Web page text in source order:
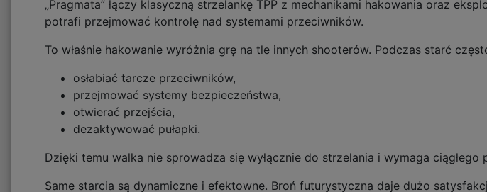
„Pragmata” łączy klasyczną strzelankę TPP z mechanikami hakowania oraz
potrafi przejmować kontrolę nad systemami przeciwników.
To właśnie hakowanie wyróżnia grę na tle innych shooterów. Podczas starć
osłabiać tarcze przeciwników,
przejmować systemy bezpieczeństwa,
otwierać przejścia,
dezaktywować pułapki.
Dzięki temu walka nie sprowadza się wyłącznie do strzelania i wymaga ciągłego
Same starcia są dynamiczne i efektowne. Broń futurystyczna daje dużo